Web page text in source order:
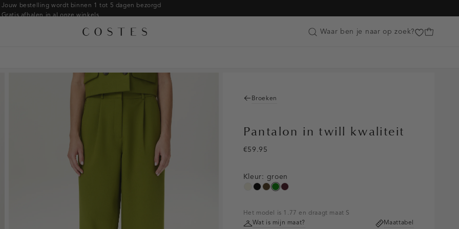
Jouw bestelling wordt binnen 1 tot 5 dagen bezorgd
Gratis afhalen in al onze winkels
Betaal zoals jij wilt: o.a. iDEAL | Wero, Riverty, Apple pay & creditcard
Customer Care
Waar ben je naar op zoek?
Armbanden
Ringen
Broeken
Pantalon in twill kwaliteit
€59.95
Kleur: groen
ecruzwarttoffee
groenpruim,
Het model is 1.77 en draagt maat S
Wat is mijn maat?
Maattabel